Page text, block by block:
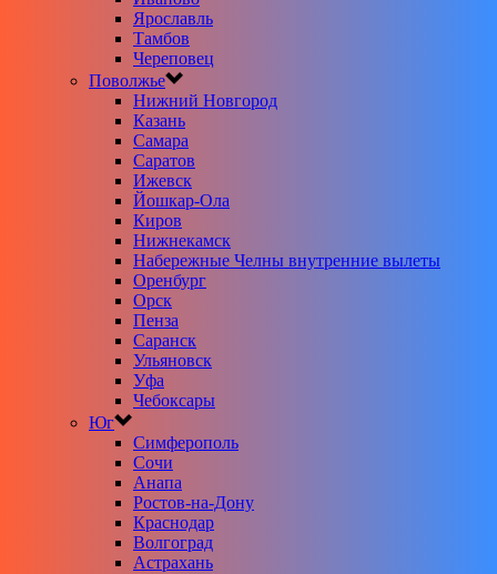
Ярославль
Тамбов
Череповец
Поволжье
Нижний Новгород
Казань
Самара
Саратов
Ижевск
Йошкар-Ола
Киров
Нижнекамск
Набережные Челны внутренние вылеты
Оренбург
Орск
Пенза
Саранск
Ульяновск
Уфа
Чебоксары
Юг
Симферополь
Сочи
Анапа
Ростов-на-Дону
Краснодар
Волгоград
Астрахань